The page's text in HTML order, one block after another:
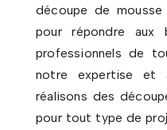
découpe de mousse
pour répondre aux
professionnels de
notre expertise et
réalisons des
pour tout type de